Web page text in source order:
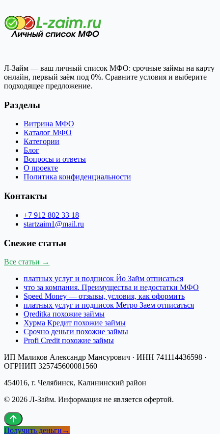
Л-Займ — ваш личный список МФО: срочные займы на карту
онлайн, первый заём под 0%. Сравните условия и выберите
подходящее предложение.
Разделы
Витрина МФО
Каталог МФО
Категории
Блог
Вопросы и ответы
О проекте
Политика конфиденциальности
Контакты
+7 912 802 33 18
startzaim1@mail.ru
Свежие статьи
Все статьи →
платных услуг и подписок Йо Займ отписаться
что за компания. Преимущества и недостатки МФО
Speed Money — отзывы, условия, как оформить
платных услуг и подписок Метро Заем отписаться
Qreditka похожие займы
Хурма Кредит похожие займы
Срочно деньги похожие займы
Profi Credit похожие займы
ИП Маликов Александр Мансурович · ИНН 741114436598 ·
ОГРНИП 325745600081560
454016, г. Челябинск, Калининский район
© 2026 Л-Займ. Информация не является офертой.
Получить деньги →